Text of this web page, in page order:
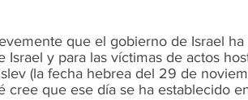
que el gobierno de Israel
Israel y para las víctimas de actos
(la fecha hebrea del 29 de
cree que ese día se ha establecido